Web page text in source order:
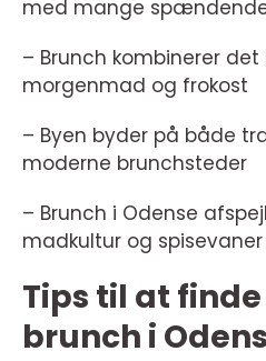
med mange
– Brunch kombinerer
morgenmad og frokost
– Byen byder på både
moderne brunchsteder
– Brunch i Odense
madkultur og spisevaner
Tips til at
brunch i